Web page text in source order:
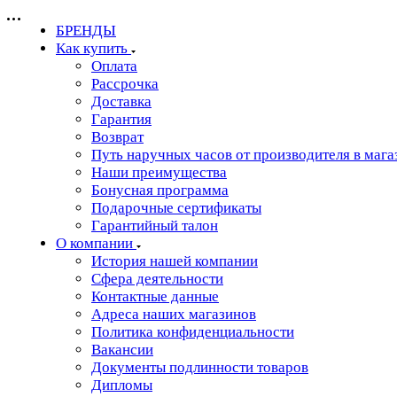
БРЕНДЫ
Как купить
Оплата
Рассрочка
Доставка
Гарантия
Возврат
Путь наручных часов от производителя в
Наши преимущества
Бонусная программа
Подарочные сертификаты
Гарантийный талон
О компании
История нашей компании
Сфера деятельности
Контактные данные
Адреса наших магазинов
Политика конфиденциальности
Вакансии
Документы подлинности товаров
Дипломы